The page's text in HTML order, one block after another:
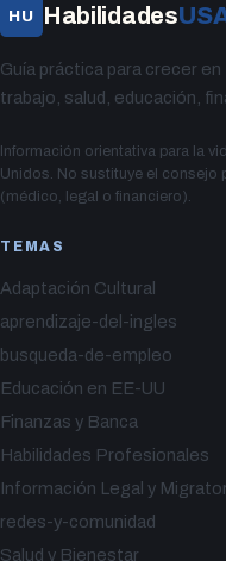
HU Habilidades
Guía práctica para crecer
trabajo, salud, educación,
Información orientativa para la
Unidos. No sustituye el consejo
(médico, legal o financiero).
TEMAS
Adaptación Cultural
aprendizaje-del-ingles
busqueda-de-empleo
Educación en EE-UU
Finanzas y Banca
Habilidades Profesionales
Información Legal y
redes-y-comunidad
Salud y Bienestar